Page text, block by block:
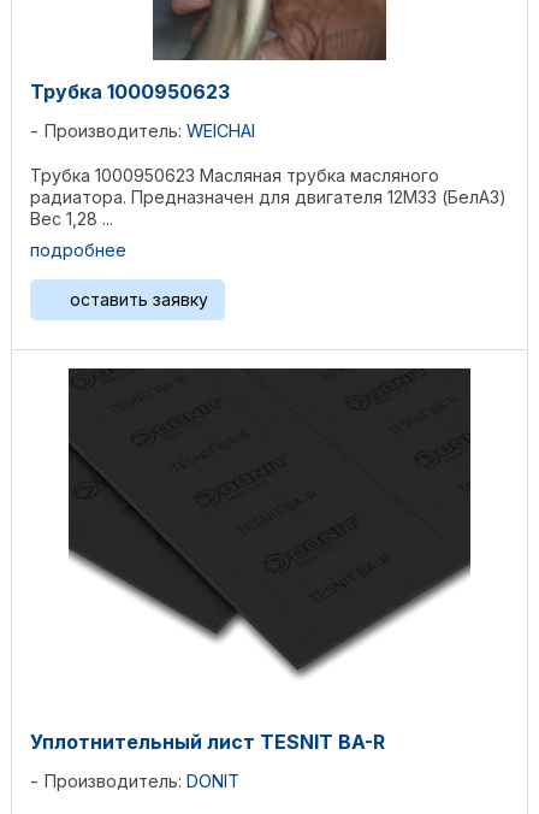
Трубка 1000950623
Производитель: WEICHAI
Трубка 1000950623 Масляная трубка масляного
радиатора. Предназначен для двигателя 12M33 (БелАЗ)
Вес 1,28 ...
подробнее
оставить заявку
Уплотнительный лист TESNIT BA-R
Производитель: DONIT